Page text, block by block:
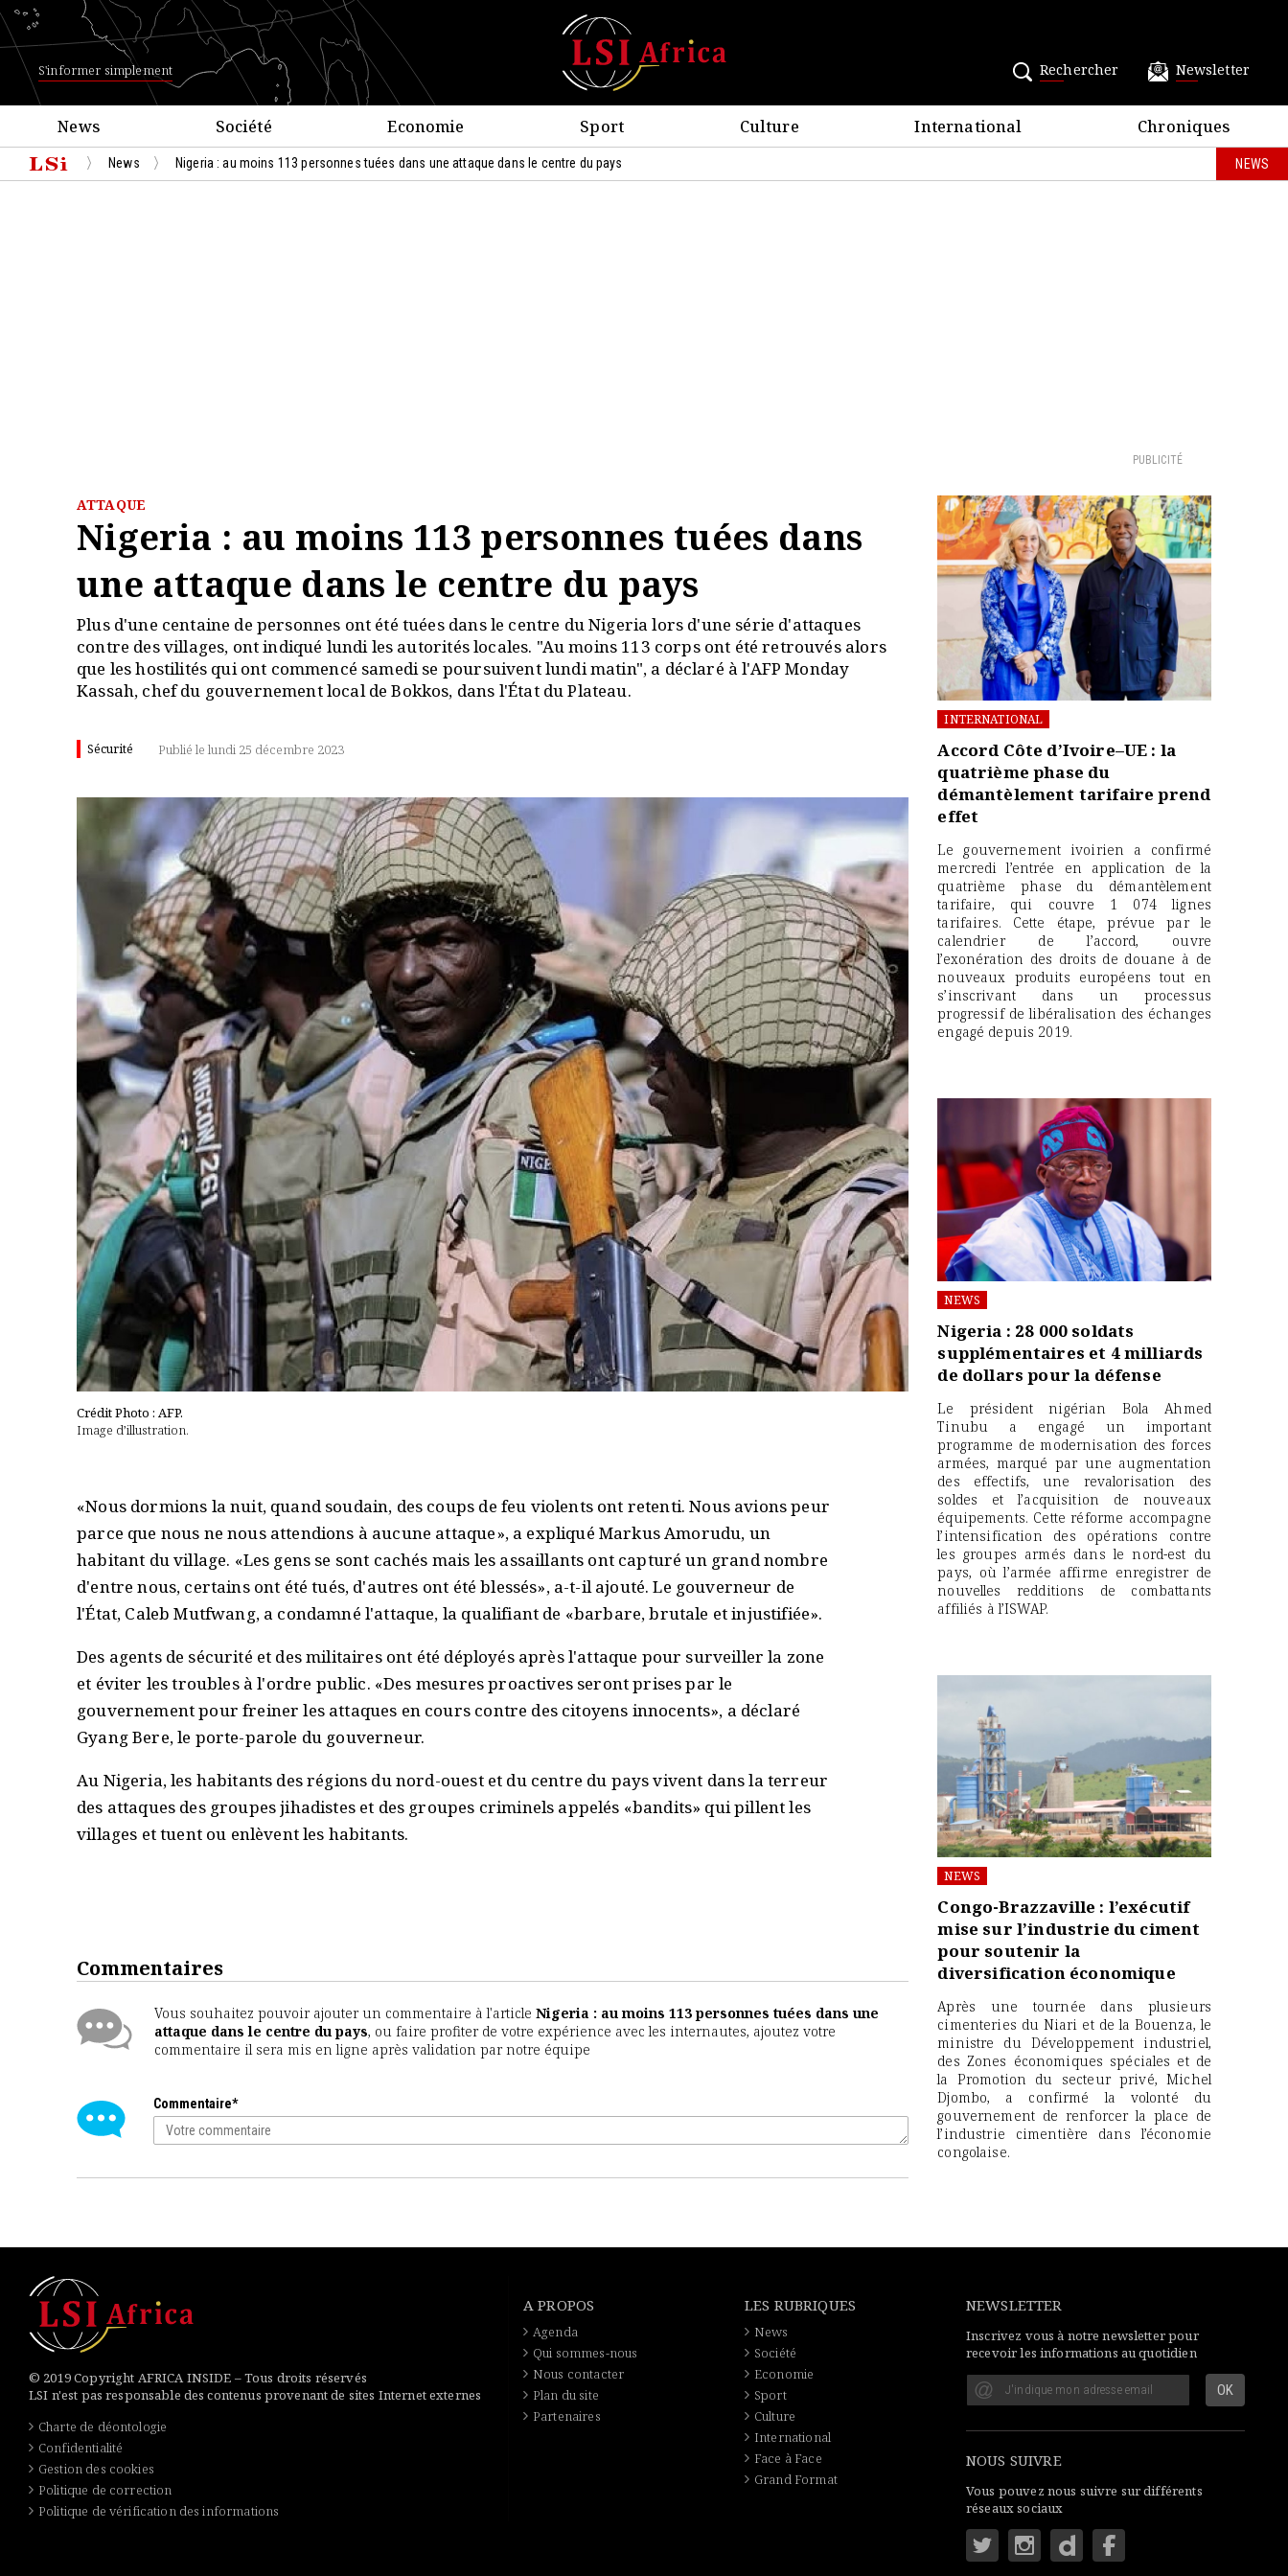
S'informer simplement Rechercher Newsletter
News Société Economie Sport Culture International Chroniques
News Nigeria : au moins 113 personnes tuées dans une attaque dans le centre du pays NEWS
PUBLICITÉ
ATTAQUE
Nigeria : au moins 113 personnes tuées dans
une attaque dans le centre du pays
Plus d'une centaine de personnes ont été tuées dans le centre du Nigeria lors d'une série d'attaques
contre des villages, ont indiqué lundi les autorités locales. "Au moins 113 corps ont été retrouvés alors
que les hostilités qui ont commencé samedi se poursuivent lundi matin", a déclaré à l'AFP Monday
Kassah, chef du gouvernement local de Bokkos, dans l'État du Plateau.
Sécurité Publié le lundi 25 décembre 2023
Crédit Photo : AFP.
Image d’illustration.
«Nous dormions la nuit, quand soudain, des coups de feu violents ont retenti. Nous avions peur
parce que nous ne nous attendions à aucune attaque», a expliqué Markus Amorudu, un
habitant du village. «Les gens se sont cachés mais les assaillants ont capturé un grand nombre
d'entre nous, certains ont été tués, d'autres ont été blessés», a-t-il ajouté. Le gouverneur de
l'État, Caleb Mutfwang, a condamné l'attaque, la qualifiant de «barbare, brutale et injustifiée».
Des agents de sécurité et des militaires ont été déployés après l'attaque pour surveiller la zone
et éviter les troubles à l'ordre public. «Des mesures proactives seront prises par le
gouvernement pour freiner les attaques en cours contre des citoyens innocents», a déclaré
Gyang Bere, le porte-parole du gouverneur.
Au Nigeria, les habitants des régions du nord-ouest et du centre du pays vivent dans la terreur
des attaques des groupes jihadistes et des groupes criminels appelés «bandits» qui pillent les
villages et tuent ou enlèvent les habitants.
Commentaires
Vous souhaitez pouvoir ajouter un commentaire à l'article Nigeria : au moins 113 personnes tuées dans une
attaque dans le centre du pays, ou faire profiter de votre expérience avec les internautes, ajoutez votre
commentaire il sera mis en ligne après validation par notre équipe
Commentaire*
INTERNATIONAL
Accord Côte d’Ivoire–UE : la
quatrième phase du
démantèlement tarifaire prend
effet
Le gouvernement ivoirien a confirmé
mercredi l’entrée en application de la
quatrième phase du démantèlement
tarifaire, qui couvre 1 074 lignes
tarifaires. Cette étape, prévue par le
calendrier de l’accord, ouvre
l’exonération des droits de douane à de
nouveaux produits européens tout en
s’inscrivant dans un processus
progressif de libéralisation des échanges
engagé depuis 2019.
NEWS
Nigeria : 28 000 soldats
supplémentaires et 4 milliards
de dollars pour la défense
Le président nigérian Bola Ahmed
Tinubu a engagé un important
programme de modernisation des forces
armées, marqué par une augmentation
des effectifs, une revalorisation des
soldes et l’acquisition de nouveaux
équipements. Cette réforme accompagne
l’intensification des opérations contre
les groupes armés dans le nord-est du
pays, où l’armée affirme enregistrer de
nouvelles redditions de combattants
affiliés à l’ISWAP.
NEWS
Congo-Brazzaville : l’exécutif
mise sur l’industrie du ciment
pour soutenir la
diversification économique
Après une tournée dans plusieurs
cimenteries du Niari et de la Bouenza, le
ministre du Développement industriel,
des Zones économiques spéciales et de
la Promotion du secteur privé, Michel
Djombo, a confirmé la volonté du
gouvernement de renforcer la place de
l’industrie cimentière dans l’économie
congolaise.
© 2019 Copyright AFRICA INSIDE – Tous droits réservés
LSI n'est pas responsable des contenus provenant de sites Internet externes
Charte de déontologie
Confidentialité
Gestion des cookies
Politique de correction
Politique de vérification des informations
A PROPOS
Agenda
Qui sommes-nous
Nous contacter
Plan du site
Partenaires
LES RUBRIQUES
News
Société
Economie
Sport
Culture
International
Face à Face
Grand Format
NEWSLETTER
Inscrivez vous à notre newsletter pour
recevoir les informations au quotidien
NOUS SUIVRE
Vous pouvez nous suivre sur différents
réseaux sociaux